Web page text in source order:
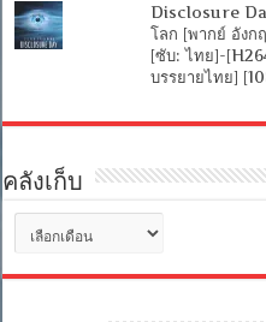
Disclosure
โลก [พากย์ อัง
[ซับ: ไทย]-
บรรยายไทย]
คลังเก็บ
เก็บ